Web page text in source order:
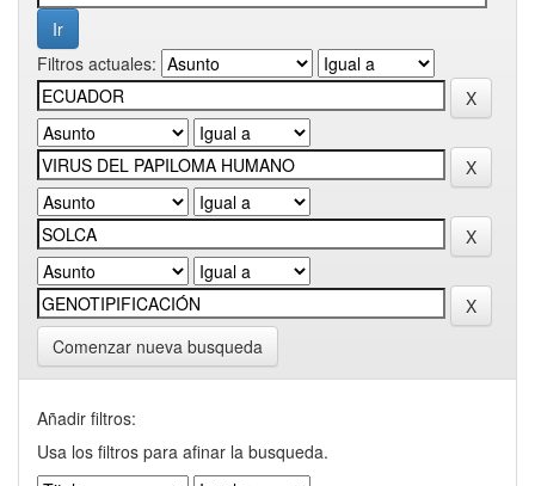
Filtros actuales:
Comenzar nueva busqueda
Añadir filtros:
Usa los filtros para afinar la busqueda.